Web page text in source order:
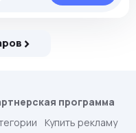
программа
Купить рекламу